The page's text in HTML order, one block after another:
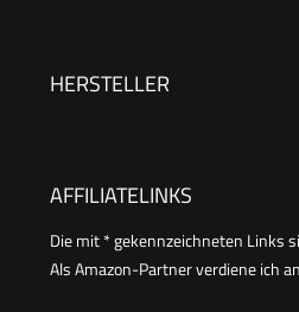
Meeresmineralien Rolle für
HERSTELLER
AFFILIATELINKS
Die mit * gekennzeichneten Links
Als Amazon-Partner verdiene ich